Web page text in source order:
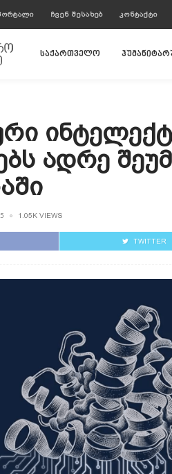
ᲩᲕᲔᲜ ᲨᲔᲡᲐᲮᲔᲑ ᲙᲝᲜᲢᲐᲥᲢᲘ
საქართველო
Ადრე
1.05K VIEWS
TWITTER